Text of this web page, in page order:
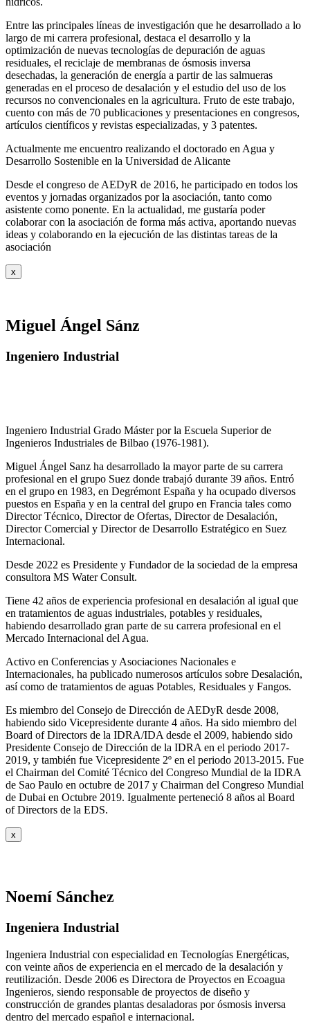
Entre las principales líneas de investigación que he desarrollado a lo
largo de mi carrera profesional, destaca el desarrollo y la
optimización de nuevas tecnologías de depuración de aguas
residuales, el reciclaje de membranas de ósmosis inversa
desechadas, la generación de energía a partir de las salmueras
generadas en el proceso de desalación y el estudio del uso de los
recursos no convencionales en la agricultura. Fruto de este trabajo,
cuento con más de 70 publicaciones y presentaciones en congresos,
artículos científicos y revistas especializadas, y 3 patentes.
Actualmente me encuentro realizando el doctorado en Agua y
Desarrollo Sostenible en la Universidad de Alicante
Desde el congreso de AEDyR de 2016, he participado en todos los
eventos y jornadas organizados por la asociación, tanto como
asistente como ponente. En la actualidad, me gustaría poder
colaborar con la asociación de forma más activa, aportando nuevas
ideas y colaborando en la ejecución de las distintas tareas de la
asociación
x
Miguel Ángel Sánz
Ingeniero Industrial
Ingeniero Industrial Grado Máster por la Escuela Superior de
Ingenieros Industriales de Bilbao (1976-1981).
Miguel Ángel Sanz ha desarrollado la mayor parte de su carrera
profesional en el grupo Suez donde trabajó durante 39 años. Entró
en el grupo en 1983, en Degrémont España y ha ocupado diversos
puestos en España y en la central del grupo en Francia tales como
Director Técnico, Director de Ofertas, Director de Desalación,
Director Comercial y Director de Desarrollo Estratégico en Suez
Internacional.
Desde 2022 es Presidente y Fundador de la sociedad de la empresa
consultora MS Water Consult.
Tiene 42 años de experiencia profesional en desalación al igual que
en tratamientos de aguas industriales, potables y residuales,
habiendo desarrollado gran parte de su carrera profesional en el
Mercado Internacional del Agua.
Activo en Conferencias y Asociaciones Nacionales e
Internacionales, ha publicado numerosos artículos sobre Desalación,
así como de tratamientos de aguas Potables, Residuales y Fangos.
Es miembro del Consejo de Dirección de AEDyR desde 2008,
habiendo sido Vicepresidente durante 4 años. Ha sido miembro del
Board of Directors de la IDRA/IDA desde el 2009, habiendo sido
Presidente Consejo de Dirección de la IDRA en el periodo 2017-
2019, y también fue Vicepresidente 2º en el periodo 2013-2015. Fue
el Chairman del Comité Técnico del Congreso Mundial de la IDRA
de Sao Paulo en octubre de 2017 y Chairman del Congreso Mundial
de Dubai en Octubre 2019. Igualmente perteneció 8 años al Board
of Directors de la EDS.
x
Noemí Sánchez
Ingeniera Industrial
Ingeniera Industrial con especialidad en Tecnologías Energéticas,
con veinte años de experiencia en el mercado de la desalación y
reutilización. Desde 2006 es Directora de Proyectos en Ecoagua
Ingenieros, siendo responsable de proyectos de diseño y
construcción de grandes plantas desaladoras por ósmosis inversa
dentro del mercado español e internacional.